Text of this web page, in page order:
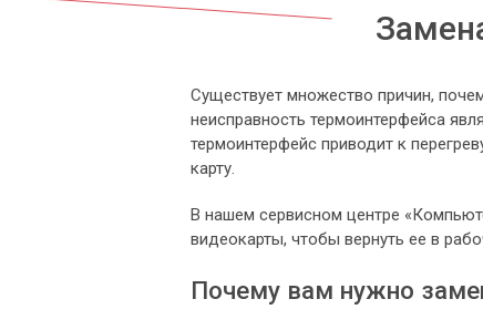
Существует множество причин,
неисправность термоинтерфейса
термоинтерфейс приводит к
карту.
В нашем сервисном центре
видеокарты, чтобы вернуть ее в
Почему вам нужно